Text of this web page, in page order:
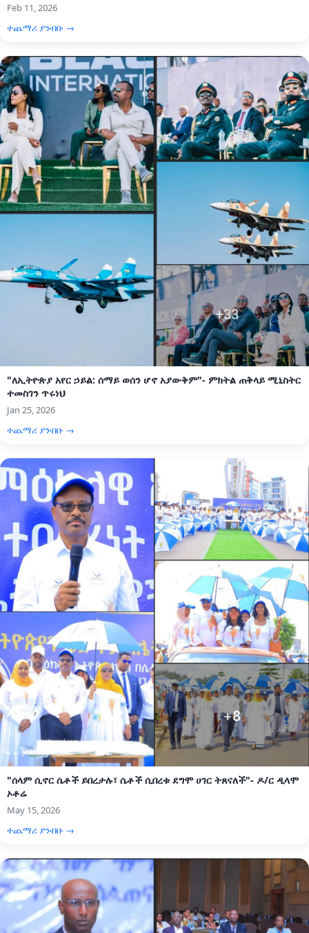
Feb 11, 2026
ተጨማሪ ያንብቡ →
"ለኢትዮጵያ አየር ኃይል: ሰማይ ወሰን ሆኖ አያውቅም"- ምክትል ጠቅላይ ሚኒስትር
ተመስገን ጥሩነህ
Jan 25, 2026
ተጨማሪ ያንብቡ →
"ሰላም ሲኖር ሴቶች ይበረታሉ፣ ሴቶች ሲበረቱ ደግሞ ሀገር ትጸናለች"- ዶ/ር ዲላሞ
ኦቶሬ
May 15, 2026
ተጨማሪ ያንብቡ →